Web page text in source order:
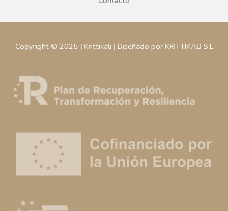
Copyright © 2025 | Krittikali | Diseñado por KRITTIKALI S.L